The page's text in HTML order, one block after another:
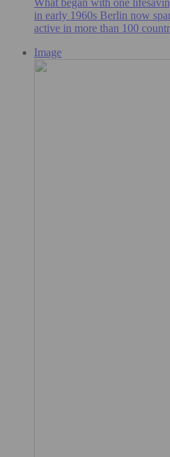
What began with one
in early 1960s Berlin now
active in more than 100
Image